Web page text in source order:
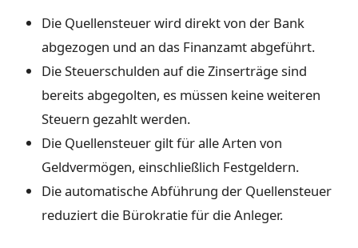
Die Quellensteuer wird direkt von der Bank
abgezogen und an das Finanzamt abgeführt.
Die Steuerschulden auf die Zinserträge sind
bereits abgegolten, es müssen keine weiteren
Steuern gezahlt werden.
Die Quellensteuer gilt für alle Arten von
Geldvermögen, einschließlich Festgeldern.
Die automatische Abführung der Quellensteuer
reduziert die Bürokratie für die Anleger.